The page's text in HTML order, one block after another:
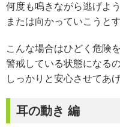
何度も鳴きながら逃げよう
または向かっていこうとす
こんな場合はひどく危険
警戒している状態になるの
しっかりと安心させてあ
耳の動き 編